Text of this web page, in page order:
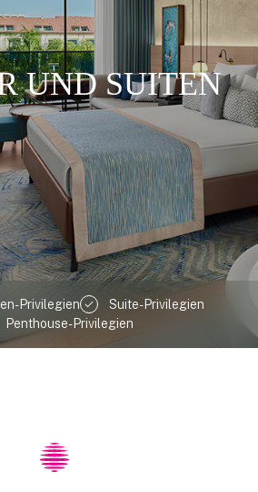
UND SUITEN
Privilegien
Suite-Privilegien
Penthouse-Privilegien